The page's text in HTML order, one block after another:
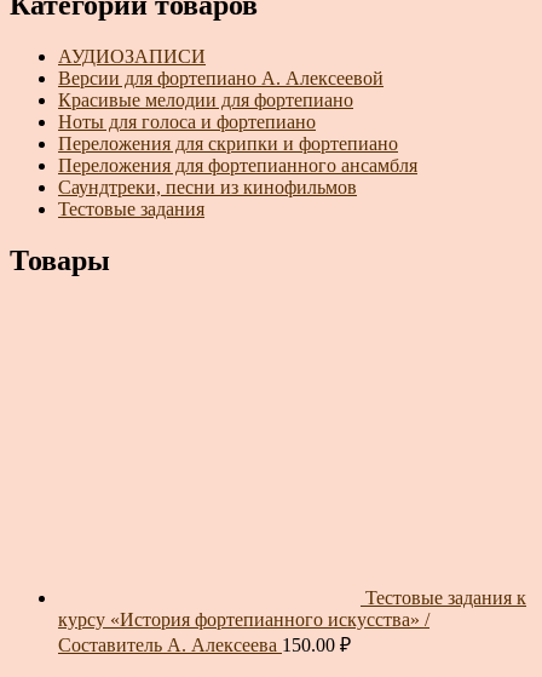
АУДИОЗАПИСИ
Версии для фортепиано А. Алексеевой
Красивые мелодии для фортепиано
Ноты для голоса и фортепиано
Переложения для скрипки и фортепиано
Переложения для фортепианного ансамбля
Саундтреки, песни из кинофильмов
Тестовые задания
Товары
Тестовые задания к
курсу «История фортепианного искусства» /
Составитель А. Алексеева 150.00 ₽